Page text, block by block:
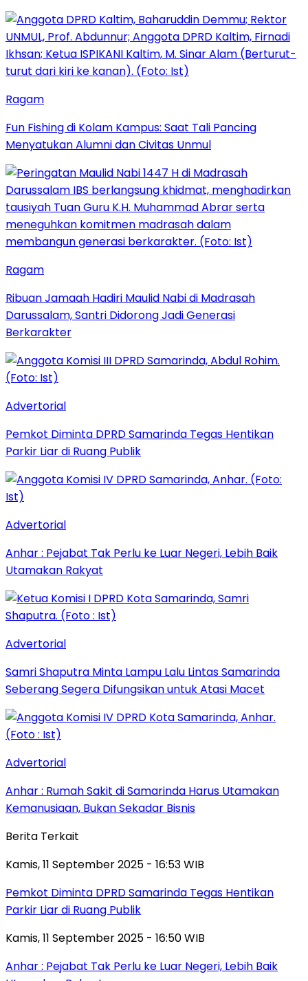
Ragam
Fun Fishing di Kolam Kampus: Saat Tali Pancing
Menyatukan Alumni dan Civitas Unmul
Ragam
Ribuan Jamaah Hadiri Maulid Nabi di Madrasah
Darussalam, Santri Didorong Jadi Generasi
Berkarakter
Advertorial
Pemkot Diminta DPRD Samarinda Tegas Hentikan
Parkir Liar di Ruang Publik
Advertorial
Anhar : Pejabat Tak Perlu ke Luar Negeri, Lebih Baik
Utamakan Rakyat
Advertorial
Samri Shaputra Minta Lampu Lalu Lintas Samarinda
Seberang Segera Difungsikan untuk Atasi Macet
Advertorial
Anhar : Rumah Sakit di Samarinda Harus Utamakan
Kemanusiaan, Bukan Sekadar Bisnis
Berita Terkait
Kamis, 11 September 2025 - 16:53 WIB
Pemkot Diminta DPRD Samarinda Tegas Hentikan
Parkir Liar di Ruang Publik
Kamis, 11 September 2025 - 16:50 WIB
Anhar : Pejabat Tak Perlu ke Luar Negeri, Lebih Baik